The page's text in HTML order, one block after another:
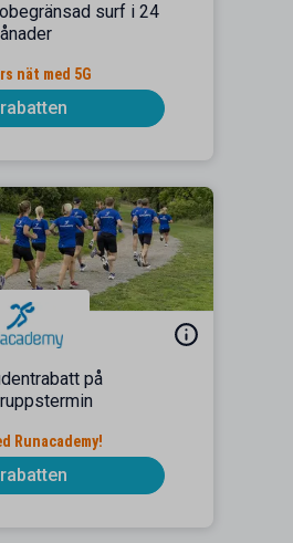
surf i 24
nät med 5G
på
Runacademy!